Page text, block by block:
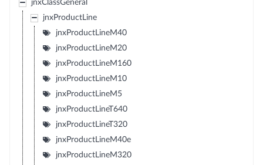
jnxClassGeneral
jnxProductLine
jnxProductLineM40
jnxProductLineM20
jnxProductLineM160
jnxProductLineM10
jnxProductLineM5
jnxProductLineT640
jnxProductLineT320
jnxProductLineM40e
jnxProductLineM320